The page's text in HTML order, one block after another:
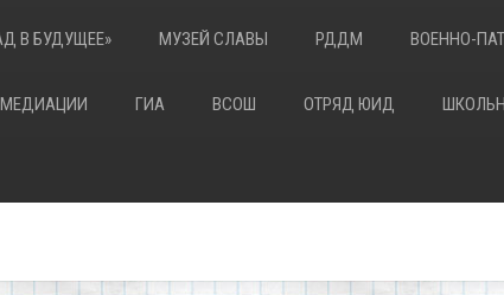
В БУДУЩЕЕ» МУЗЕЙ СЛАВЫ РДДМ ВОЕННО-
ГИА ВСОШ ОТРЯД ЮИД